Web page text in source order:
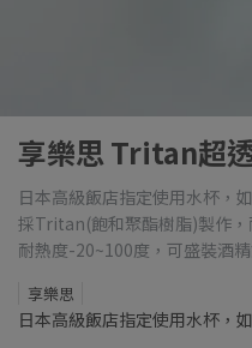
享樂思 Tritan超
日本高級飯店指定使用水杯，
採Tritan(飽和聚酯樹脂)製作，
耐熱度-20~100度，可盛裝酒精
享樂思
日本高級飯店指定使用水杯，